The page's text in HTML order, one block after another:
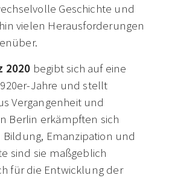
Geschichte und
vielen Herausforderungen
2020 begibt sich auf eine
Jahre und stellt
Vergangenheit und
Berlin erkämpften sich
Bildung, Emanzipation und
sind sie maßgeblich
für die Entwicklung der